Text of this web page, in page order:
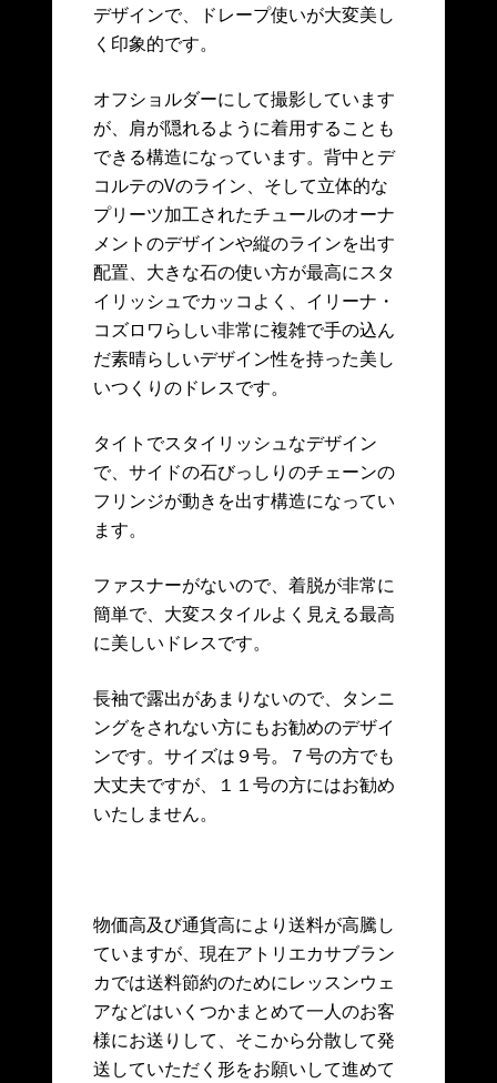
デザインで、ドレープ使いが大変美し
く印象的です。
オフショルダーにして撮影しています
が、肩が隠れるように着用することも
できる構造になっています。背中とデ
コルテのVのライン、そして立体的な
プリーツ加工されたチュールのオーナ
メントのデザインや縦のラインを出す
配置、大きな石の使い方が最高にスタ
イリッシュでカッコよく、イリーナ・
コズロワらしい非常に複雑で手の込ん
だ素晴らしいデザイン性を持った美し
いつくりのドレスです。
タイトでスタイリッシュなデザイン
で、サイドの石びっしりのチェーンの
フリンジが動きを出す構造になってい
ます。
ファスナーがないので、着脱が非常に
簡単で、大変スタイルよく見える最高
に美しいドレスです。
長袖で露出があまりないので、タンニ
ングをされない方にもお勧めのデザイ
ンです。サイズは９号。７号の方でも
大丈夫ですが、１１号の方にはお勧め
いたしません。
物価高及び通貨高により送料が高騰し
ていますが、現在アトリエカサブラン
カでは送料節約のためにレッスンウェ
アなどはいくつかまとめて一人のお客
様にお送りして、そこから分散して発
送していただく形をお願いして進めて